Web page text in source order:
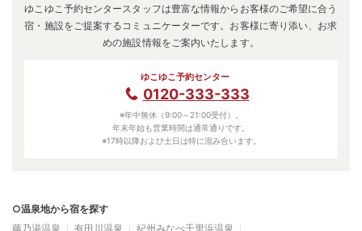
ゆこゆこ予約センタースタッフは豊富な情報からお客様のご希望に合う
宿・施設をご提案するコミュニケーターです。お客様に寄り添い、お求
めの施設情報をご案内いたします。
ゆこゆこ予約センター
0120-333-333
※年中無休（9:00～21:00受付）。
年末年始も営業時間は通常通りです。
※17時以降および土日は特に混み合います。
○温泉地から宿を探す
藤乃湯温泉
有田川温泉
紀州みなべ千里浜温泉